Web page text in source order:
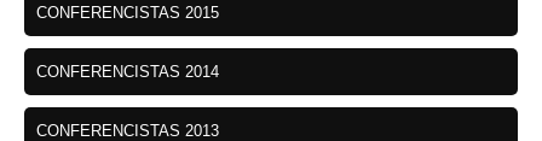
CONFERENCISTAS 2015
CONFERENCISTAS 2014
CONFERENCISTAS 2013